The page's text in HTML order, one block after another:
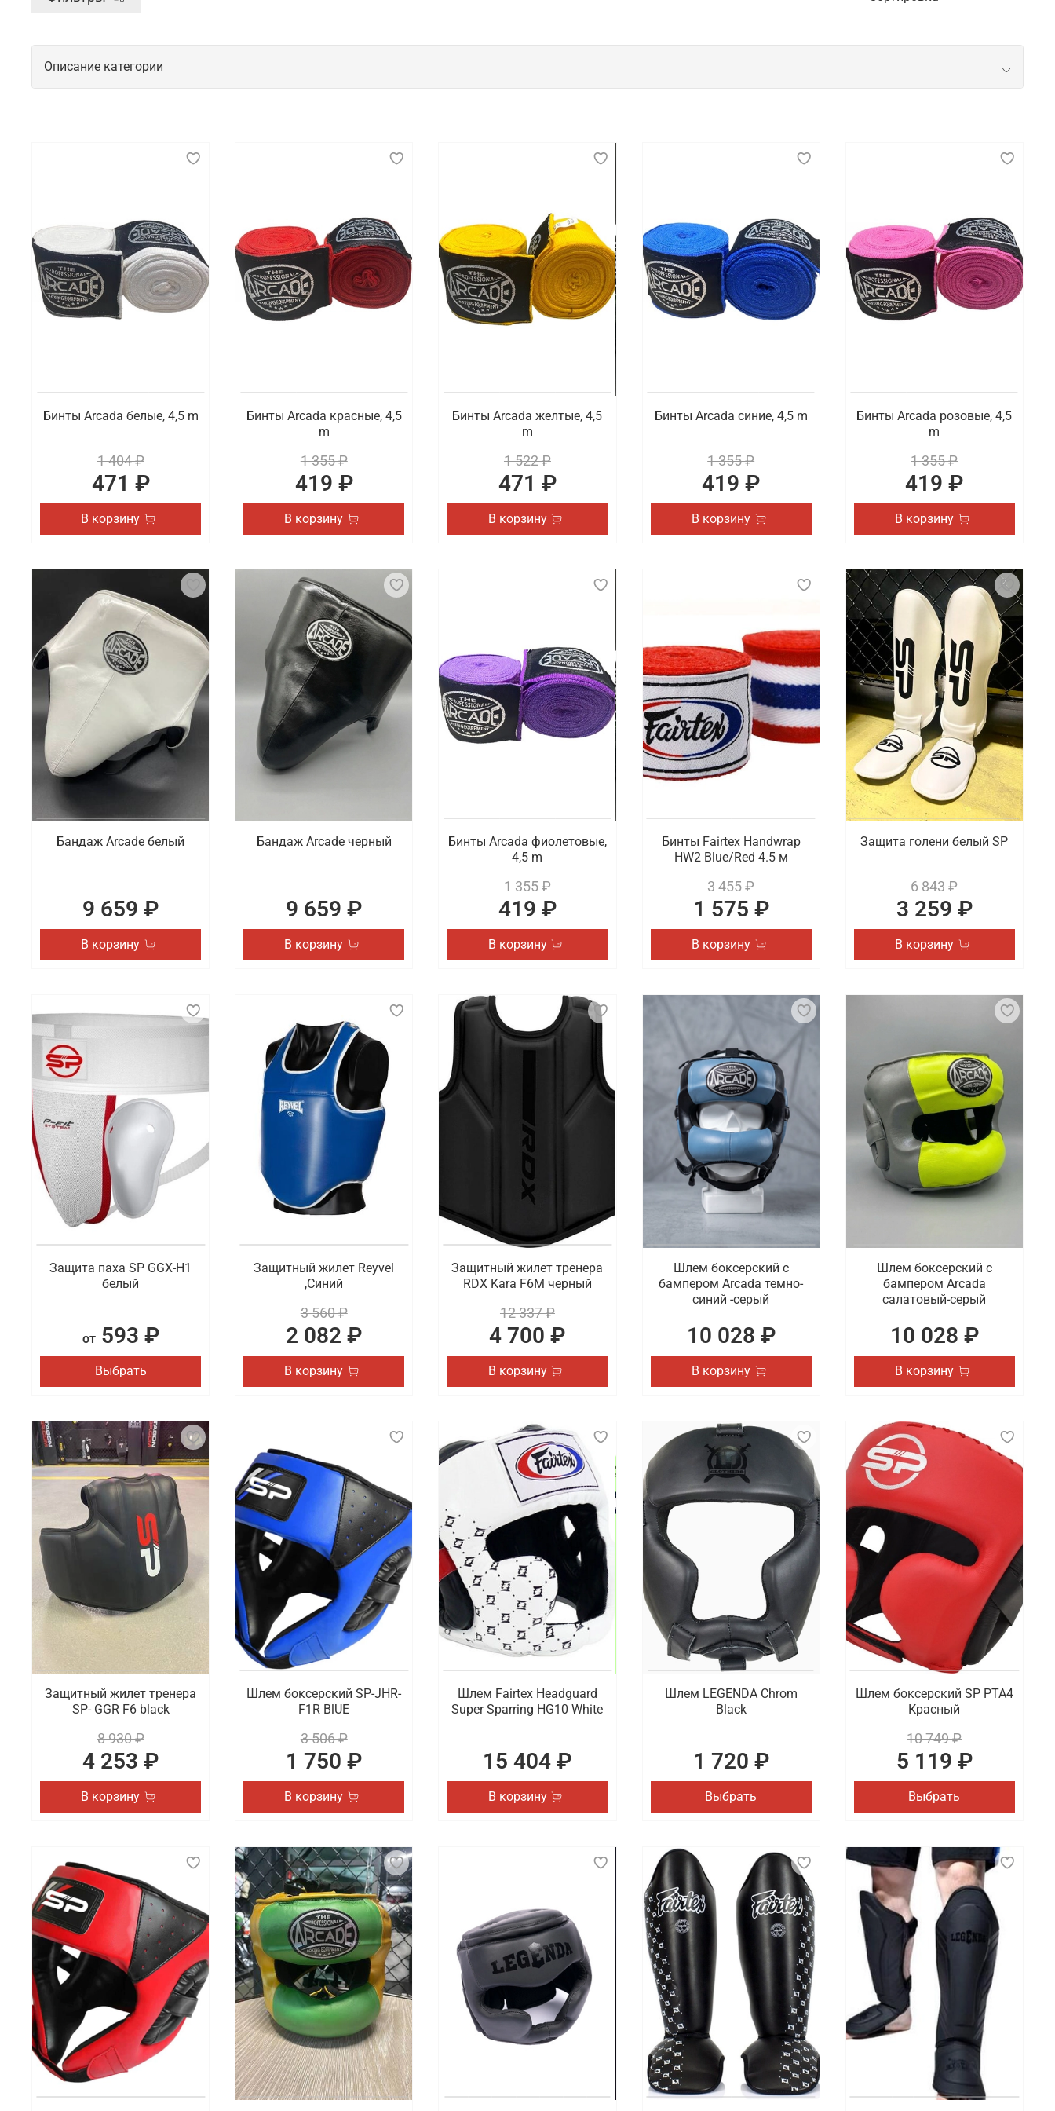
Описание категории
экипировки, которые эффективно закрывают собой наиболее уязвимые места на теле спортсмена. В этом и заключается их ключевая задача.
Для наших покупателей мы подготовили целый ряд защитных аксессуаров. К ним относятся боксерские шлемы, защита для ног и паха, щитки и бандажи. Также в
наличии представлены бинты, капы и защитные жилеты для корпуса.
Где заказать защиту для спорта с быстрой доставкой по Омску
В интернет-магазине Octagon Shop есть возможность по хорошей цене купить защиту для спортсмена на время тренировок и соревнований. Рекомендуем
Бинты Arcada белые, 4,5 m
1 404 ₽
471 ₽
В корзину
Бинты Arcada красные, 4,5
m
1 355 ₽
419 ₽
В корзину
Бинты Arcada желтые, 4,5
m
1 522 ₽
471 ₽
В корзину
Бинты Arcada синие, 4,5 m
1 355 ₽
419 ₽
В корзину
Бинты Arcada розовые, 4,5
m
1 355 ₽
419 ₽
В корзину
Бандаж Arcade белый
9 659 ₽
В корзину
Бандаж Arcade черный
9 659 ₽
В корзину
Бинты Arcada фиолетовые,
4,5 m
1 355 ₽
419 ₽
В корзину
Бинты Fairtex Handwrap
HW2 Blue/Red 4.5 м
3 455 ₽
1 575 ₽
В корзину
Защита голени белый SP
6 843 ₽
3 259 ₽
В корзину
Защита паха SP GGX-H1
белый
от593 ₽
Выбрать
Защитный жилет Reyvel
,Синий
3 560 ₽
2 082 ₽
В корзину
Защитный жилет тренера
RDX Kara F6M черный
12 337 ₽
4 700 ₽
В корзину
Шлем боксерский с
бампером Arcada темно-
синий -серый
10 028 ₽
В корзину
Шлем боксерский с
бампером Arcada
салатовый-серый
10 028 ₽
В корзину
Защитный жилет тренера
SP- GGR F6 black
8 930 ₽
4 253 ₽
В корзину
Шлем боксерский SP-JHR-
F1R BlUE
3 506 ₽
1 750 ₽
В корзину
Шлем Fairtex Headguard
Super Sparring HG10 White
15 404 ₽
В корзину
Шлем LEGENDA Chrom
Black
1 720 ₽
Выбрать
Шлем боксерский SP PTA4
Красный
10 749 ₽
5 119 ₽
Выбрать